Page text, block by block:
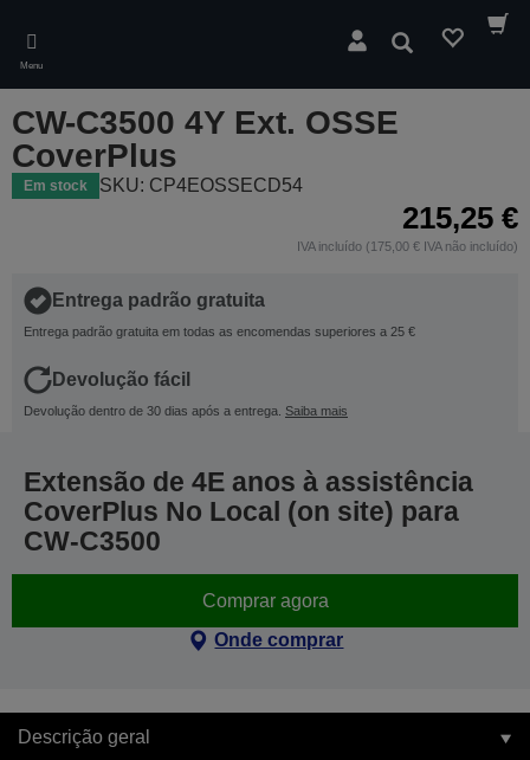
main
content
Menu
Pesquisar
CW-C3500 4Y Ext. OSSE
CoverPlus
Em stock SKU: CP4EOSSECD54
215,25 €
IVA incluído (175,00 € IVA não incluído)
Entrega padrão gratuita
Entrega padrão gratuita em todas as encomendas superiores a 25 €
Devolução fácil
Devolução dentro de 30 dias após a entrega. Saiba mais
Extensão de 4E anos à assistência
CoverPlus No Local (on site) para
CW-C3500
Comprar agora
Onde comprar
Descrição geral